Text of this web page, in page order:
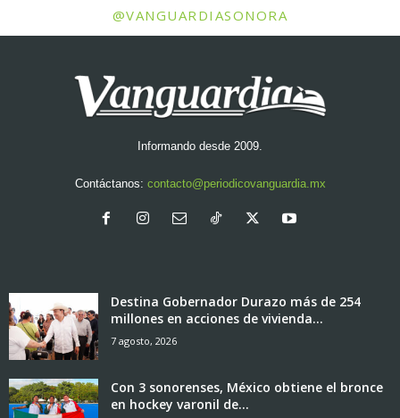
@VANGUARDIASONORA
Informando desde 2009.
Contáctanos: contacto@periodicovanguardia.mx
Destina Gobernador Durazo más de 254
millones en acciones de vivienda...
7 agosto, 2026
Con 3 sonorenses, México obtiene el bronce
en hockey varonil de...